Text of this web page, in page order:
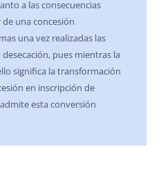
a las consecuencias
una concesión
una vez realizadas las
pues mientras la
significa la transformación
en inscripción de
esta conversión